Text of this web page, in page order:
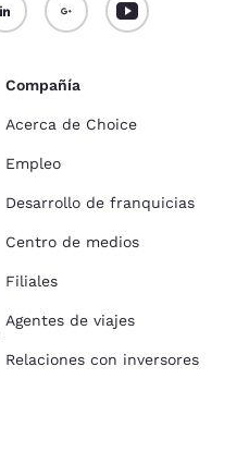
Compañía
Acerca de Choice
Empleo
Desarrollo de franquicias
Centro de medios
Filiales
Agentes de viajes
Relaciones con inversores